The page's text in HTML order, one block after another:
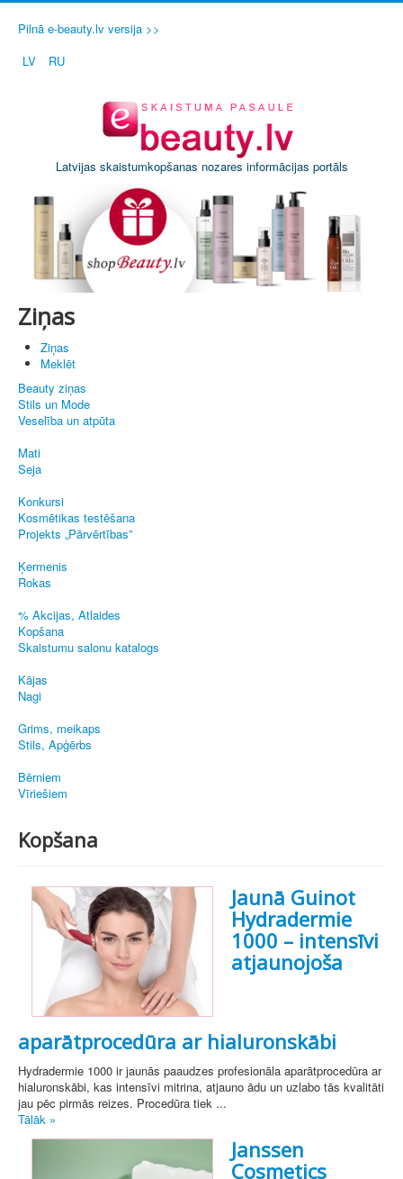
Pilnā e-beauty.lv versija >>
LV
RU
Latvijas skaistumkopšanas nozares informācijas portāls
Ziņas
Ziņas
Meklēt
Beauty ziņas
Stils un Mode
Veselība un atpūta
Mati
Seja
Konkursi
Kosmētikas testēšana
Projekts „Pārvērtības”
Ķermenis
Rokas
% Akcijas, Atlaides
Kopšana
Skaistumu salonu katalogs
Kājas
Nagi
Grims, meikaps
Stils, Apģērbs
Bērniem
Vīriešiem
Kopšana
Jaunā Guinot
Hydradermie
1000 – intensīvi
atjaunojoša
aparātprocedūra ar hialuronskābi
Hydradermie 1000 ir jaunās paaudzes profesionāla aparātprocedūra ar
hialuronskābi, kas intensīvi mitrina, atjauno ādu un uzlabo tās kvalitāti
jau pēc pirmās reizes. Procedūra tiek ...
Tālāk »
Janssen
Cosmetics